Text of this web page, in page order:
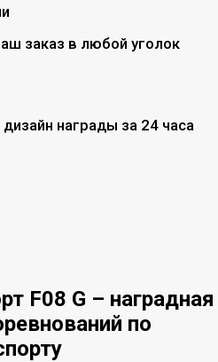
заказ в любой уголок
награды за 24 часа
F08 G – наградная
по